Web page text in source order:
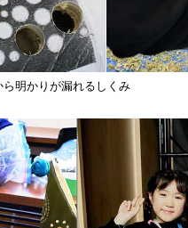
明かりが漏れるしくみ